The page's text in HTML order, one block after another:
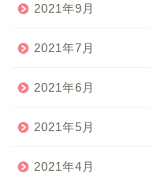
2021年9月
2021年7月
2021年6月
2021年5月
2021年4月